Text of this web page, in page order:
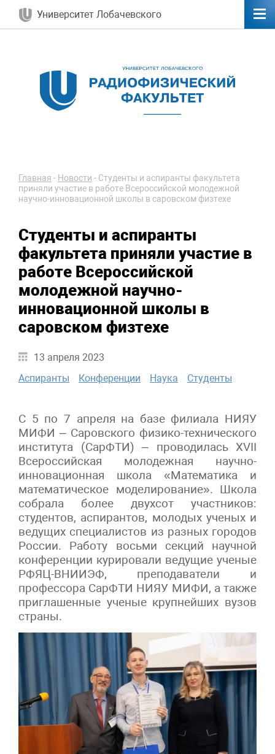
Университет Лобачевского
Главная - Новости - Студенты и аспиранты факультета
приняли участие в работе Всероссийской молодежной
научно-инновационной школы в саровском физтехе
Студенты и аспиранты
факультета приняли участие в
работе Всероссийской
молодежной научно-
инновационной школы в
саровском физтехе
13 апреля 2023
Аспиранты
Конференции Наука Студенты
С 5 по 7 апреля на базе филиала НИЯУ
МИФИ – Саровского физико-технического
института (СарФТИ) – проводилась XVII
Всероссийская молодежная научно-
инновационная школа «Математика и
математическое моделирование». Школа
собрала более двухсот участников:
студентов, аспирантов, молодых ученых и
ведущих специалистов из разных городов
России. Работу восьми секций научной
конференции курировали ведущие ученые
РФЯЦ-ВНИИЭФ, преподаватели и
профессора СарФТИ НИЯУ МИФИ, а также
приглашенные ученые крупнейших вузов
страны.